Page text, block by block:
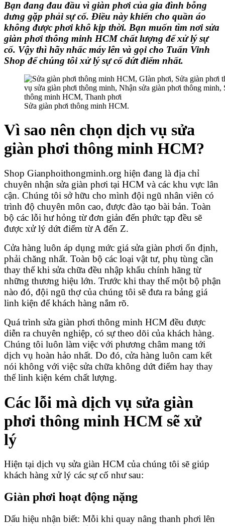
Bạn đang đau đầu vì giàn phơicủa gia đình bỗng
dưng gặp phải sự cố. Điều này khiến cho quần áo
không được phơi khô kịp thời. Bạn muốn tìm nơisửa
giàn phơi thông minh HCM chất lượng để xử lý sự
cố. Vậy thì hãy nhấc máy lên và gọi cho Tuấn Vinh
Shop để chúng tôi xử lý sự cố dứt điểm nhất.
Sửa giàn phơi thông minh HCM.
Vì sao nên chọn dịch vụ sửa
giàn phơi thông minh HCM?
Shop Gianphoithongminh.org hiện đang là địa chỉ
chuyên nhận sửa giàn phơi tại HCM và các khu vực lân
cận. Chúng tôi sở hữu cho mình đội ngũ nhân viên có
trình độ chuyên môn cao, được đào tạo bài bản. Toàn
bộ các lỗi hư hỏng từ đơn giản đến phức tạp đều sẽ
được xử lý dứt điểm từ A đến Z.
Cửa hàng luôn áp dụng mức giá sửa giàn phơi ổn định,
phải chăng nhất. Toàn bộ các loại vật tư, phụ tùng cần
thay thế khi sửa chữa đều nhập khẩu chính hãng từ
những thương hiệu lớn. Trước khi thay thế một bộ phận
nào đó, đội ngũ thợ của chúng tôi sẽ đưa ra bảng giá
linh kiện để khách hàng nắm rõ.
Quá trình sửa giàn phơi thông minh HCM đều được
diễn ra chuyên nghiệp, có sự theo dõi của khách hàng.
Chúng tôi luôn làm việc với phương châm mang tới
dịch vụ hoàn hảo nhất. Do đó, cửa hàng luôn cam kết
nói không với việc sửa chữa không dứt điểm hay thay
thế linh kiện kém chất lượng.
Các lỗi mà dịch vụ sửa giàn
phơi thông minh HCM sẽ xử
lý
Hiện tại dịch vụ sửa giàn HCM của chúng tôi sẽ giúp
khách hàng xử lý các sự cố như sau:
Giàn phơi hoạt động nặng
Dấu hiệu nhận biết: Mỗi khi quay nâng thanh phơi lên